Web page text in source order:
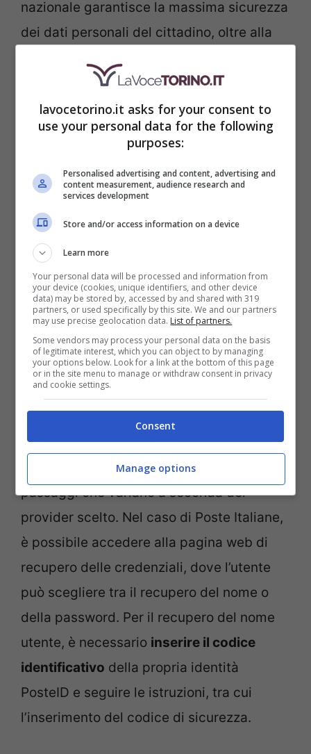
nazionale garantisce la massima sicurezza
dei dati personali del cittadino, oltre alla
gamma di servizi digitali. Tuttavia, nel
caso in cui le propriecredenziali SPID
siano state perseo dimenticate, è
recupero delle stesse.
Recuperare lo SPID prevede alcuni
passaggi che variano a seconda del
provider scelto. Nel caso di Poste Italiane,
è possibile accedere alla pagina web di
recupero delle credenziali, dove l’utente
può scegliere tra il recupero del nome o
della password. Per il recupero del nome
utente, è necessario inserire il codice
identificativo della propria identità
PosteID e seguire le istruzioni, tra cui
l’inserimento del codice di sicurezza.
lavocetorino.it asks for your consent to
use your personal data for the following
purposes:
Personalised advertising and content, advertising and
content measurement, audience research and
services development
Store and/or access information on a device
Learn more
Your personal data will be processed and information from
your device (cookies, unique identifiers, and other device
data) may be stored by, accessed by and shared with 319
partners, or used specifically by this site. We and our partners
may use precise geolocation data. List of partners.
Some vendors may process your personal data on the basis
of legitimate interest, which you can object to by managing
your options below. Look for a link at the bottom of this page
or in the site menu to manage or withdraw consent in privacy
and cookie settings.
Consent
Manage options